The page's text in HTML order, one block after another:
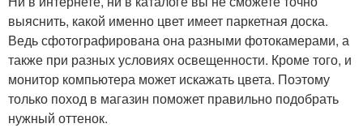
выяснить, какой именно цвет имеет паркетная доска.
Ведь сфотографирована она разными фотокамерами, а
также при разных условиях освещенности. Кроме того, и
монитор компьютера может искажать цвета. Поэтому
только поход в магазин поможет правильно подобрать
нужный оттенок.